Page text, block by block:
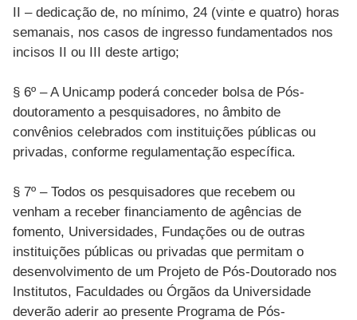
II – dedicação de, no mínimo, 24 (vinte e quatro) horas
semanais, nos casos de ingresso fundamentados nos
incisos II ou III deste artigo;
§ 6º – A Unicamp poderá conceder bolsa de Pós-
doutoramento a pesquisadores, no âmbito de
convênios celebrados com instituições públicas ou
privadas, conforme regulamentação específica.
§ 7º – Todos os pesquisadores que recebem ou
venham a receber financiamento de agências de
fomento, Universidades, Fundações ou de outras
instituições públicas ou privadas que permitam o
desenvolvimento de um Projeto de Pós-Doutorado nos
Institutos, Faculdades ou Órgãos da Universidade
deverão aderir ao presente Programa de Pós-